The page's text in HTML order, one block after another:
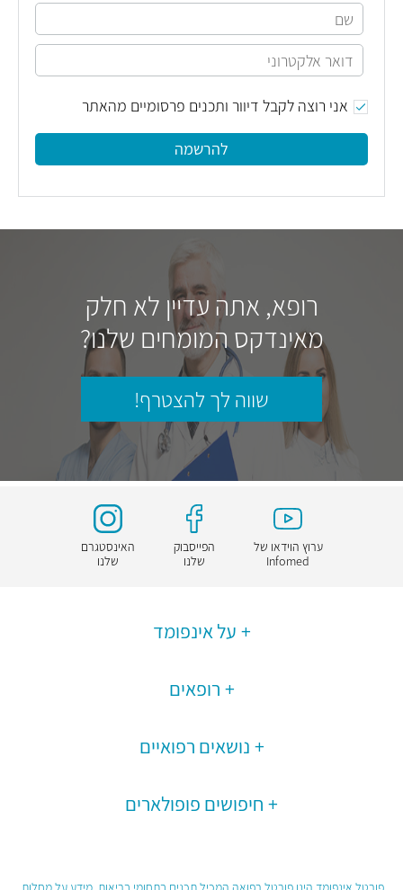
אני רוצה לקבל דיוור ותכנים פרסומיים מהאתר
להרשמה
רופא, אתה עדיין לא חלק
מאינדקס המומחים שלנו?
שווה לך להצטרף!
ערוץ הוידאו של
Infomed
הפייסבוק
שלנו
האינסטגרם
שלנו
על אינפומד
רופאים
נושאים רפואיים
חיפושים פופולארים